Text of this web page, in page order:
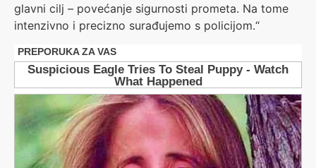
glavni cilj – povećanje sigurnosti prometa. Na tome
intenzivno i precizno surađujemo s policijom.“